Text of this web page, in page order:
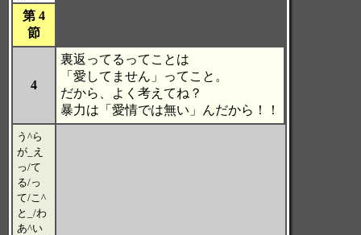
第 4
節
4
裏返ってるってことは
「愛してません」ってこと。
だから、よく考えてね？
暴力は「愛情では無い」んだから！！
う^ら
が_え
っ/て
る/っ
て/こ^
と_/わ
あ^い